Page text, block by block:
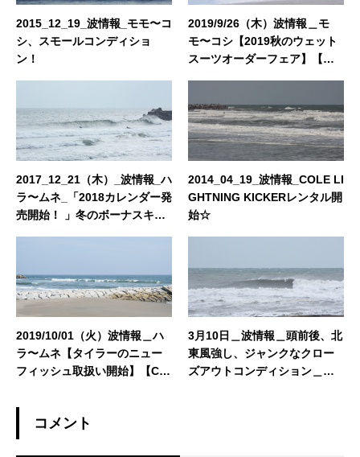
2015_12_19_波情報_モモ〜コ
シ、スモールコンディショ
ン！
2019/9/26（木）波情報＿モ
モ〜コシ【2019秋のウェット
スーツオーダーフェア】【サ
2017_12_21（木）_波情報_ハ
ラ〜ムネ_「2018カレンダー発
売開始！ 」冬のボーナスキャ
間！」「レンタルボードリニ
ューアル！」
2014_04_19_波情報_COLE LI
GHTNING KICKERレンタル開
始☆
2019/10/01（火）波情報＿ハ
ラ〜ムネ【タイラーのニュー
フィッシュ取扱い開始】【CA
F】【サーフボード高額買取・
サーフボード委託販売】
3月10日＿波情報＿頭前後、北
東風強し、ジャンクなクロー
ズアウトコンディション＿ビ
コメント